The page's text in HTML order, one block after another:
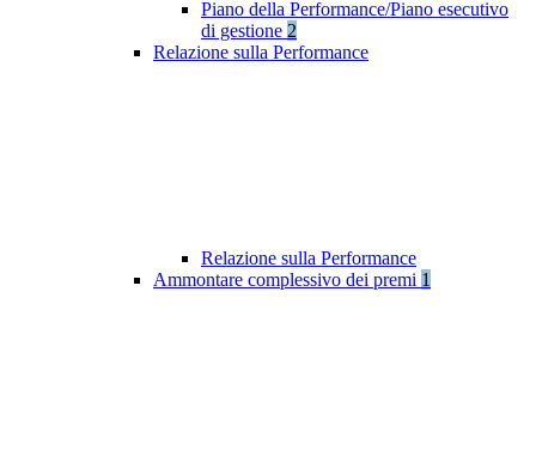
Piano della Performance/Piano esecutivo
di gestione 2
Relazione sulla Performance
Relazione sulla Performance
Ammontare complessivo dei premi 1